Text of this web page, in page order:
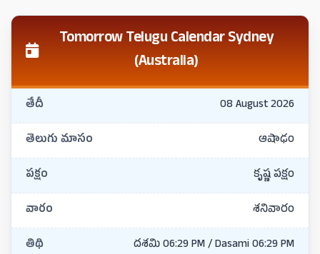
Tomorrow Telugu Calendar Sydney
(Australia)
తేదీ 08 August 2026
తెలుగు మాసం ఆషాఢం
పక్షం కృష్ణ పక్షం
వారం శనివారం
తిథి దశమి 06:29 PM / Dasami 06:29 PM